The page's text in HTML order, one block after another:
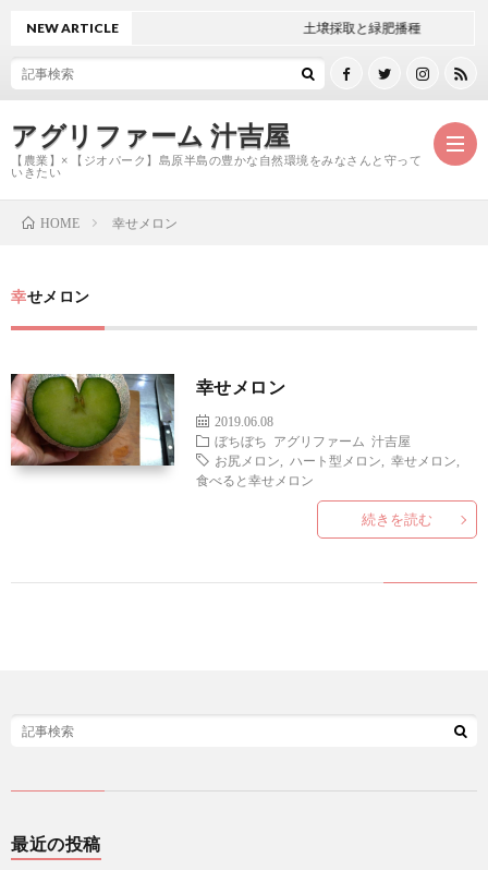
アグリファーム 汁吉屋
【農業】× 【ジオパーク】島原半島の豊かな自然環境をみなさんと守って
いきたい
い
NEW ARTICLE 土壌採取と緑肥播種
HOME 幸せメロン
幸せメロン
幸せメロン
2019.06.08
ぼちぼち
アグリファーム
汁吉屋
お尻メロン
ハート型メロン 幸せメロン
食べると幸せメロン
続きを読む
最近の投稿